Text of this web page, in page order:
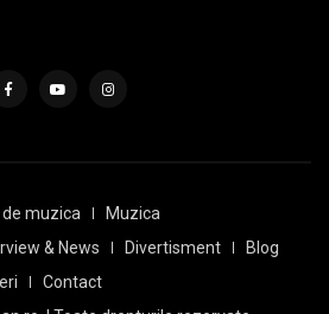
de muzica
Muzica
& News
Divertisment
Blog
Contact